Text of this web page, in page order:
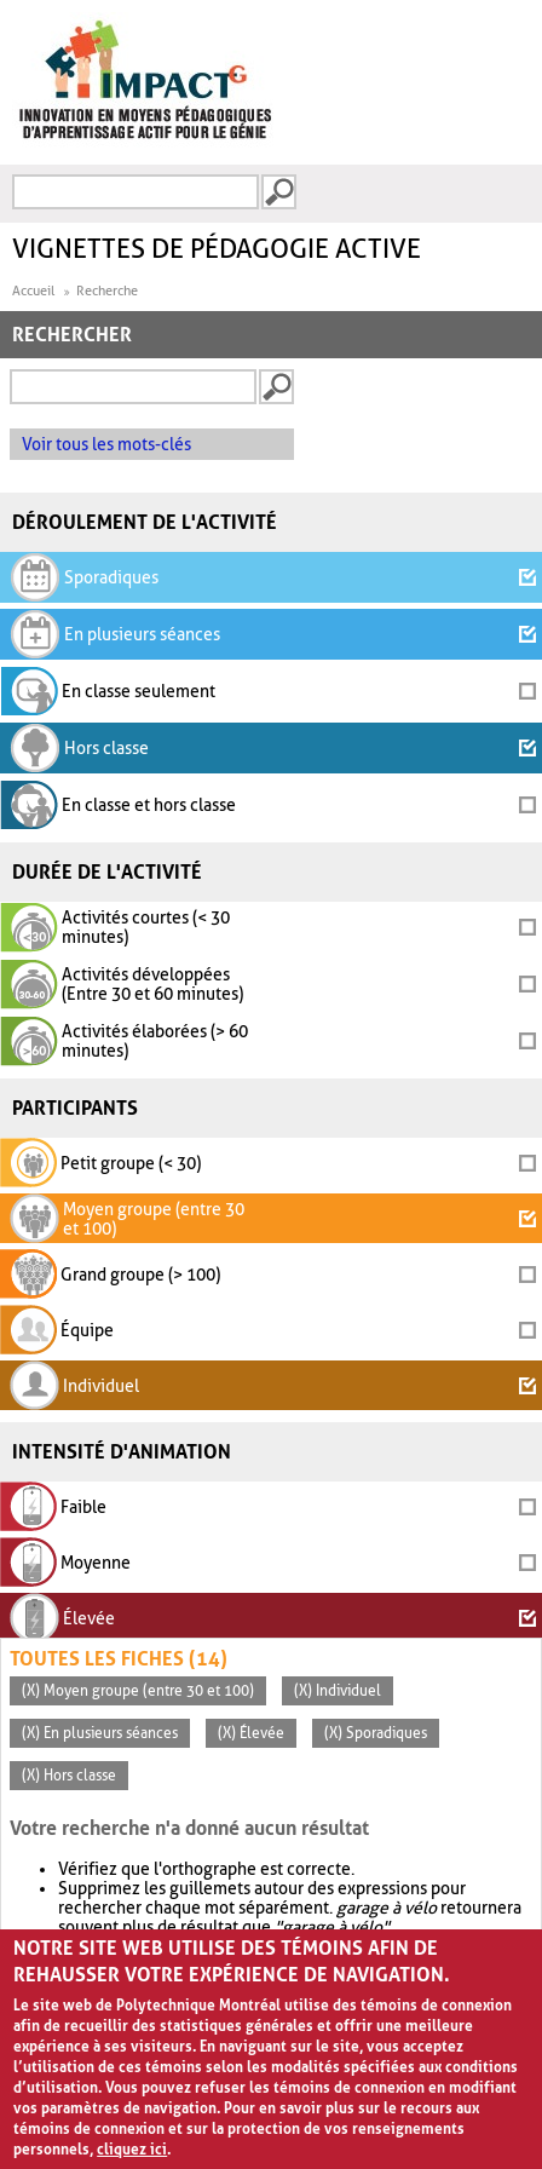
FORMULAIRE DE
VIGNETTES DE PÉDAGOGIE ACTIVE
Accueil Recherche
RECHERCHER
Voir tous les mots-clés
DÉROULEMENT DE L'ACTIVITÉ
Sporadiques
En plusieurs séances
En classe seulement
Hors classe
En classe et hors classe
DURÉE DE L'ACTIVITÉ
Activités courtes (< 30
minutes)
Activités développées
(Entre 30 et 60 minutes)
Activités élaborées (> 60
minutes)
PARTICIPANTS
Petit groupe (< 30)
Moyen groupe (entre 30
et 100)
Grand groupe (> 100)
Équipe
Individuel
INTENSITÉ D'ANIMATION
Faible
Moyenne
Élevée
TOUTES LES FICHES (14)
(X) Moyen groupe (entre 30 et 100) (X) Individuel
(X) En plusieurs séances (X) Élevée (X) Sporadiques
(X) Hors classe
Votre recherche n'a donné aucun résultat
Vérifiez que l'orthographe est correcte.
Supprimez les guillemets autour des expressions pour
rechercher chaque mot séparément. garage à véloretournera
souvent plus de résultat que"garage à vélo".
Envisagez d'élargir votre recherche avec OR.garage OR vélo
retournera souvent plus de résultat quegarage à vélo
NOTRE SITE WEB UTILISE DES TÉMOINS AFIN DE
REHAUSSER VOTRE EXPÉRIENCE DE NAVIGATION.
Le site web de Polytechnique Montréal utilise des témoins de connexion
afin de recueillir des statistiques générales et offrir une meilleure
expérience à ses visiteurs. En naviguant sur le site, vous acceptez
l’utilisation de ces témoins selon les modalités spécifiées aux conditions
d’utilisation. Vous pouvez refuser les témoins de connexion en modifiant
vos paramètres de navigation. Pour en savoir plus sur le recours aux
témoins de connexion et sur la protection de vos renseignements
personnels,cliquez ici.